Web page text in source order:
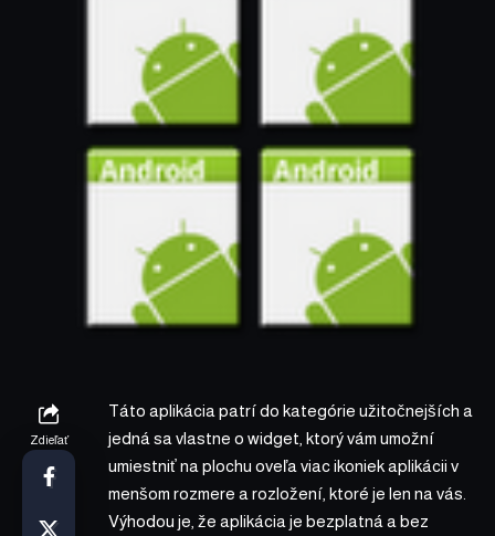
Zdieľať
Táto aplikácia patrí do kategórie užitočnejších a
jedná sa vlastne o widget, ktorý vám umožní
umiestniť na plochu oveľa viac ikoniek aplikácii v
menšom rozmere a rozložení, ktoré je len na vás.
Výhodou je, že aplikácia je bezplatná a bez